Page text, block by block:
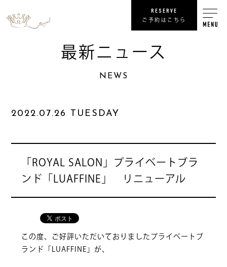
RESERVE
ご予約はこちら
RECRUIT
NEWS
SITE MAP
最新ニュース
NEWS
2022.07.26 TUESDAY
「ROYAL SALON」プライベートブラ
ンド「LUAFFINE」 リニューアル
この度、ご好評いただいておりましたプライベートブ
ランド「LUAFFINE」が、